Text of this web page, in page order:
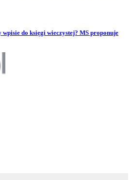
do księgi wieczystej? MS proponuje